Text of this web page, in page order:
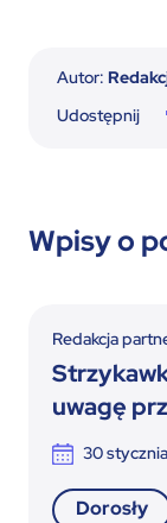
Autor:
Udostępnij
Wpisy o
Redakcja
uwagę
terapii
30
Dorosły